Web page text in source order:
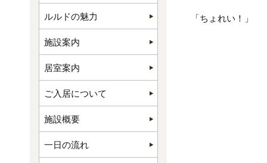
「ちょれい！」
ルルドの魅力
施設案内
居室案内
ご入居について
施設概要
一日の流れ